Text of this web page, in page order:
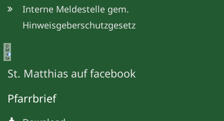
Interne Meldestelle gem.
Hinweisgeberschutzgesetz
©
M
e
ta
St. Matthias auf facebook
Pfarrbrief